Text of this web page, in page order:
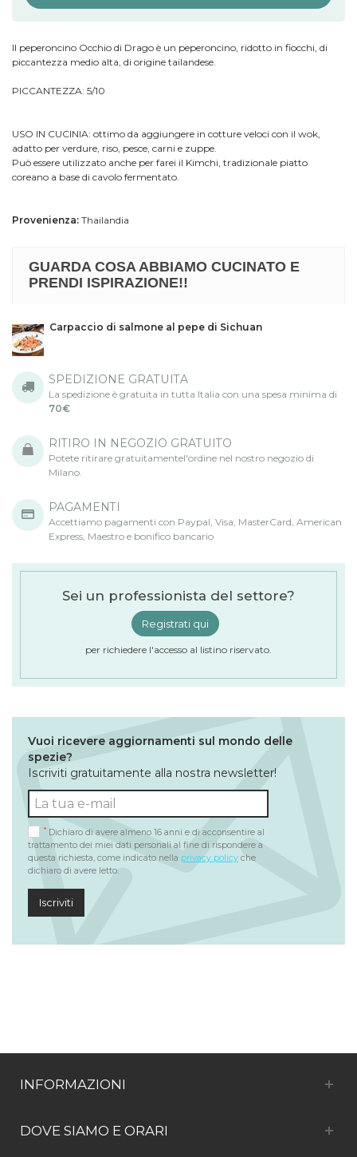
Il peperoncino Occhio di Drago è un peperoncino, ridotto in fiocchi, di
piccantezza medio alta, di origine tailandese.
PICCANTEZZA: 5/10
USO IN CUCINIA: ottimo da aggiungere in cotture veloci con il wok,
adatto per verdure, riso, pesce, carni e zuppe.
Può essere utilizzato anche per farei il Kimchi, tradizionale piatto
coreano a base di cavolo fermentato.
Provenienza: Thailandia
GUARDA COSA ABBIAMO CUCINATO E
PRENDI ISPIRAZIONE!!
Carpaccio di salmone al pepe di Sichuan
SPEDIZIONE GRATUITA
La spedizione è gratuita in tutta Italia con una spesa minima di
70€
RITIRO IN NEGOZIO GRATUITO
Potete ritirare gratuitamentel'ordine nel nostro negozio di
Milano.
PAGAMENTI
Accettiamo pagamenti con Paypal, Visa, MasterCard, American
Express, Maestro e bonifico bancario
Sei un professionista del settore?
Registrati qui
per richiedere l'accesso al listino riservato.
Vuoi ricevere aggiornamenti sul mondo delle
spezie?
Iscriviti gratuitamente alla nostra newsletter!
* Dichiaro di avere almeno 16 anni e di acconsentire al
trattamento dei miei dati personali al fine di rispondere a
questa richiesta, come indicato nella privacy policy che
dichiaro di avere letto.
Iscriviti
INFORMAZIONI
DOVE SIAMO E ORARI